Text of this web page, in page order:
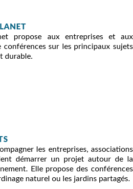
propose aux entreprises et aux
sur les principaux sujets
durable.
les entreprises, associations
démarrer un projet autour de la
Elle propose des conférences
naturel ou les jardins partagés.